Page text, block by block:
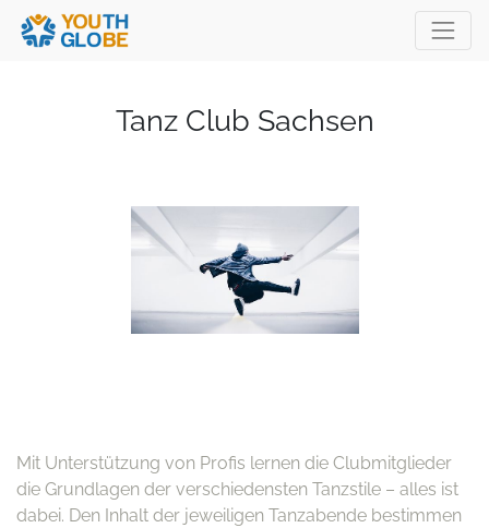
Tanz Club Sachsen
Mit Unterstützung von Profis lernen die Clubmitglieder
die Grundlagen der verschiedensten Tanzstile – alles ist
dabei. Den Inhalt der jeweiligen Tanzabende bestimmen